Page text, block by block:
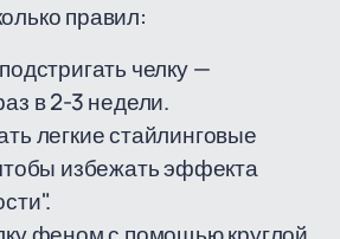
правил:
челку —
в 2-3 недели.
легкие стайлинговые
избежать эффекта